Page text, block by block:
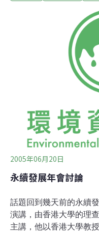
必須基於工廠之間的合
計或是經理人看待廢棄
上幾乎否定了傳統的事
「廢棄物」的既定觀念
何去設計物質或能量循
但是，這種應用產業生
國家，尤其是亞洲一些
以共生的關係，也就是
們目前更常看到的現象是
2005年06月20日
永續發展年會討論
話題回到幾天前的永續
演講，由香港大學的理
主講，他以香港大學教